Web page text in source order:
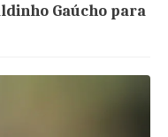
Gaúcho para